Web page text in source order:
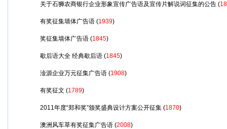
关于石狮农商银行企业形象宣传广告语及宣传片解说词征集的公告 (
有奖征集墙体广告语 (1939)
奖征集墙体广告语 (1845)
歇后语大全 经典歇后语 (1845)
淦源企业万元征集广告语 (1908)
有奖征文 (1789)
2011年度“郑和奖”颁奖盛典设计方案公开征集 (1870)
澳洲风车草有奖征集广告语 (2008)